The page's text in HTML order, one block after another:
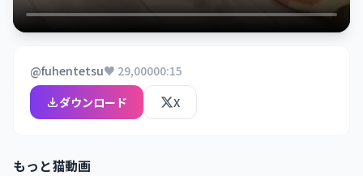
@fuhentetsu♥ 29,00000:15
ダウンロード
X
もっと猫動画